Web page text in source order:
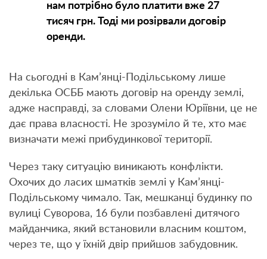
нам потрібно було платити вже 27
тисяч грн. Тоді ми розірвали договір
оренди.
На сьогодні в Кам’янці-Подільському лише
декілька ОСББ мають договір на оренду землі,
адже насправді, за словами Олени Юріївни, це не
дає права власності. Не зрозуміло й те, хто має
визначати межі прибудинкової території.
Через таку ситуацію виникають конфлікти.
Охочих до ласих шматків землі у Кам’янці-
Подільському чимало. Так, мешканці будинку по
вулиці Суворова, 16 були позбавлені дитячого
майданчика, який встановили власним коштом,
через те, що у їхній двір прийшов забудовник.